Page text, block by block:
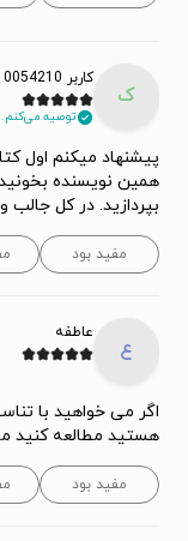
ک
کاربر 10054210
توصیه می‌کنم.
پیشنهاد میکنم اول
همین نویسنده
بپردازید. در کل جالب
مفید بود
ع
عاطفه
اگر می خواهید با
هستید مطالعه کنید
مفید بود